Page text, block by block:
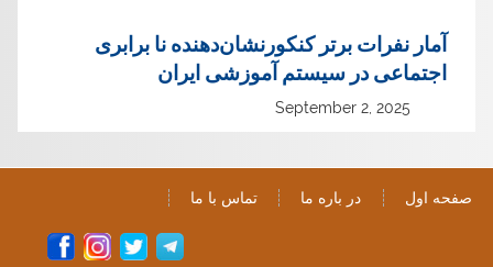
آمار نفرات برتر کنکورنشان‌دهنده نا برابری
اجتماعی در سیستم آموزشی ایران
September 2, 2025
صفحه اول در باره ما تماس با ما